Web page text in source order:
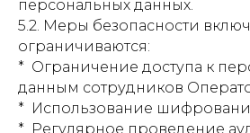
персональных данных.
5.2. Меры безопасности
ограничиваются:
* Ограничение доступа к
данным сотрудников
* Использование
* Регулярное проведение